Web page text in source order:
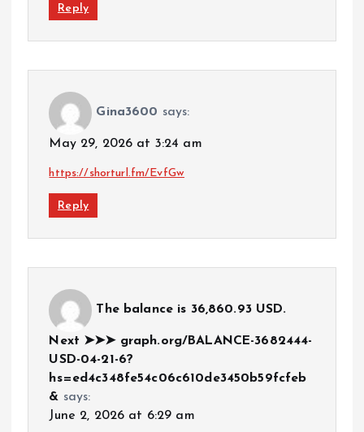
Reply
Gina3600 says:
May 29, 2026 at 3:24 am
https://shorturl.fm/EvfGw
Reply
The balance is 36,860.93 USD.
Next ➤➤➤ graph.org/BALANCE-3682444-
USD-04-21-6?
hs=ed4c348fe54c06c610de3450b59fcfeb
& says:
June 2, 2026 at 6:29 am